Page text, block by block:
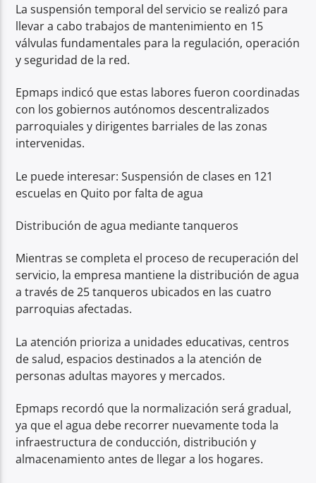
La suspensión temporal del servicio se realizó para
llevar a cabo trabajos de mantenimiento en 15
válvulas fundamentales para la regulación, operación
y seguridad de la red.
Epmaps indicó que estas labores fueron coordinadas
con los gobiernos autónomos descentralizados
parroquiales y dirigentes barriales de las zonas
intervenidas.
Le puede interesar: Suspensión de clases en 121
escuelas en Quito por falta de agua
Distribución de agua mediante tanqueros
Mientras se completa el proceso de recuperación del
servicio, la empresa mantiene la distribución de agua
a través de 25 tanqueros ubicados en las cuatro
parroquias afectadas.
La atención prioriza a unidades educativas, centros
de salud, espacios destinados a la atención de
personas adultas mayores y mercados.
Epmaps recordó que la normalización será gradual,
ya que el agua debe recorrer nuevamente toda la
infraestructura de conducción, distribución y
almacenamiento antes de llegar a los hogares.